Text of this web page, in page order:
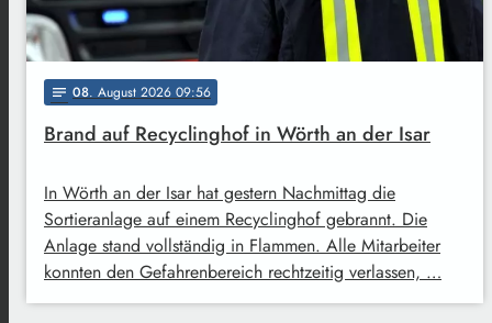
notes 08. August 2026 09:56
Brand auf Recyclinghof in Wörth an der Isar
In Wörth an der Isar hat gestern Nachmittag die
Sortieranlage auf einem Recyclinghof gebrannt. Die
Anlage stand vollständig in Flammen. Alle Mitarbeiter
konnten den Gefahrenbereich rechtzeitig verlassen, …